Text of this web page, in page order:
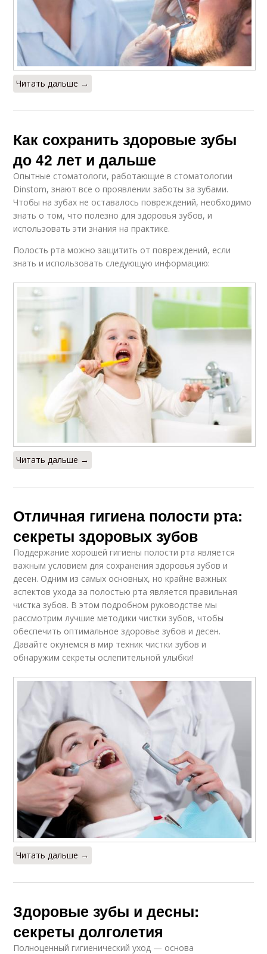
Читать дальше →
Как сохранить здоровые зубы
до 42 лет и дальше
Опытные стоматологи, работающие в стоматологии
Dinstom, знают все о проявлении заботы за зубами.
Чтобы на зубах не оставалось повреждений, необходимо
знать о том, что полезно для здоровья зубов, и
использовать эти знания на практике.
Полость рта можно защитить от повреждений, если
знать и использовать следующую информацию:
Читать дальше →
Отличная гигиена полости рта:
секреты здоровых зубов
Поддержание хорошей гигиены полости рта является
важным условием для сохранения здоровья зубов и
десен. Одним из самых основных, но крайне важных
аспектов ухода за полостью рта является правильная
чистка зубов. В этом подробном руководстве мы
рассмотрим лучшие методики чистки зубов, чтобы
обеспечить оптимальное здоровье зубов и десен.
Давайте окунемся в мир техник чистки зубов и
обнаружим секреты ослепительной улыбки!
Читать дальше →
Здоровые зубы и десны:
секреты долголетия
Полноценный гигиенический уход — основа